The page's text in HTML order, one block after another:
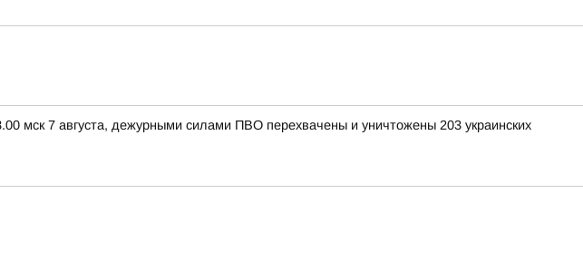
мск 7 августа, дежурными силами ПВО перехвачены и уничтожены 203 украинских